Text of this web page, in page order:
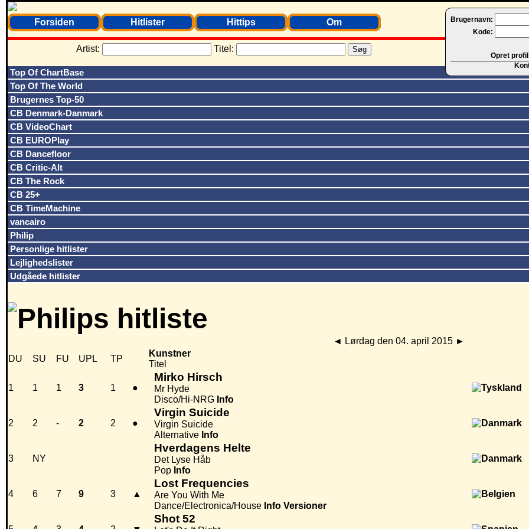
Brugernavn:
Kode:
Opret
Forsiden Hitlister Hittips Om
Artist: Titel:
Top Of ChartBase
Top Of The World
Brugernes Top-50
CB Denmark-Danmark
CB VideoChart
CB EUROPlay
CB Dancefloor
CB Critic-Alt
CB The Rock
CB 25+
CB TimeMachine
vancairo
Philip
Personlige hitlister
Lejlighedslister
Udgåede hitlister
◄ Lørdag den 04. april 2015 ►
DU
SU FU UPL TP
Kunstner
Titel
1 1 1 3 1 ●
Mirko Hirsch
Mr Hyde
Disco/Hi-NRG Info
2 2 - 2 2 ●
Virgin Suicide
Virgin Suicide
Alternative Info
3 NY
Hverdagens Helte
Det Lyse Håb
Pop Info
4 6 7 9 3 ▲
Lost Frequencies
Are You With Me
Dance/Electronica/House Info Versioner
Shot 52